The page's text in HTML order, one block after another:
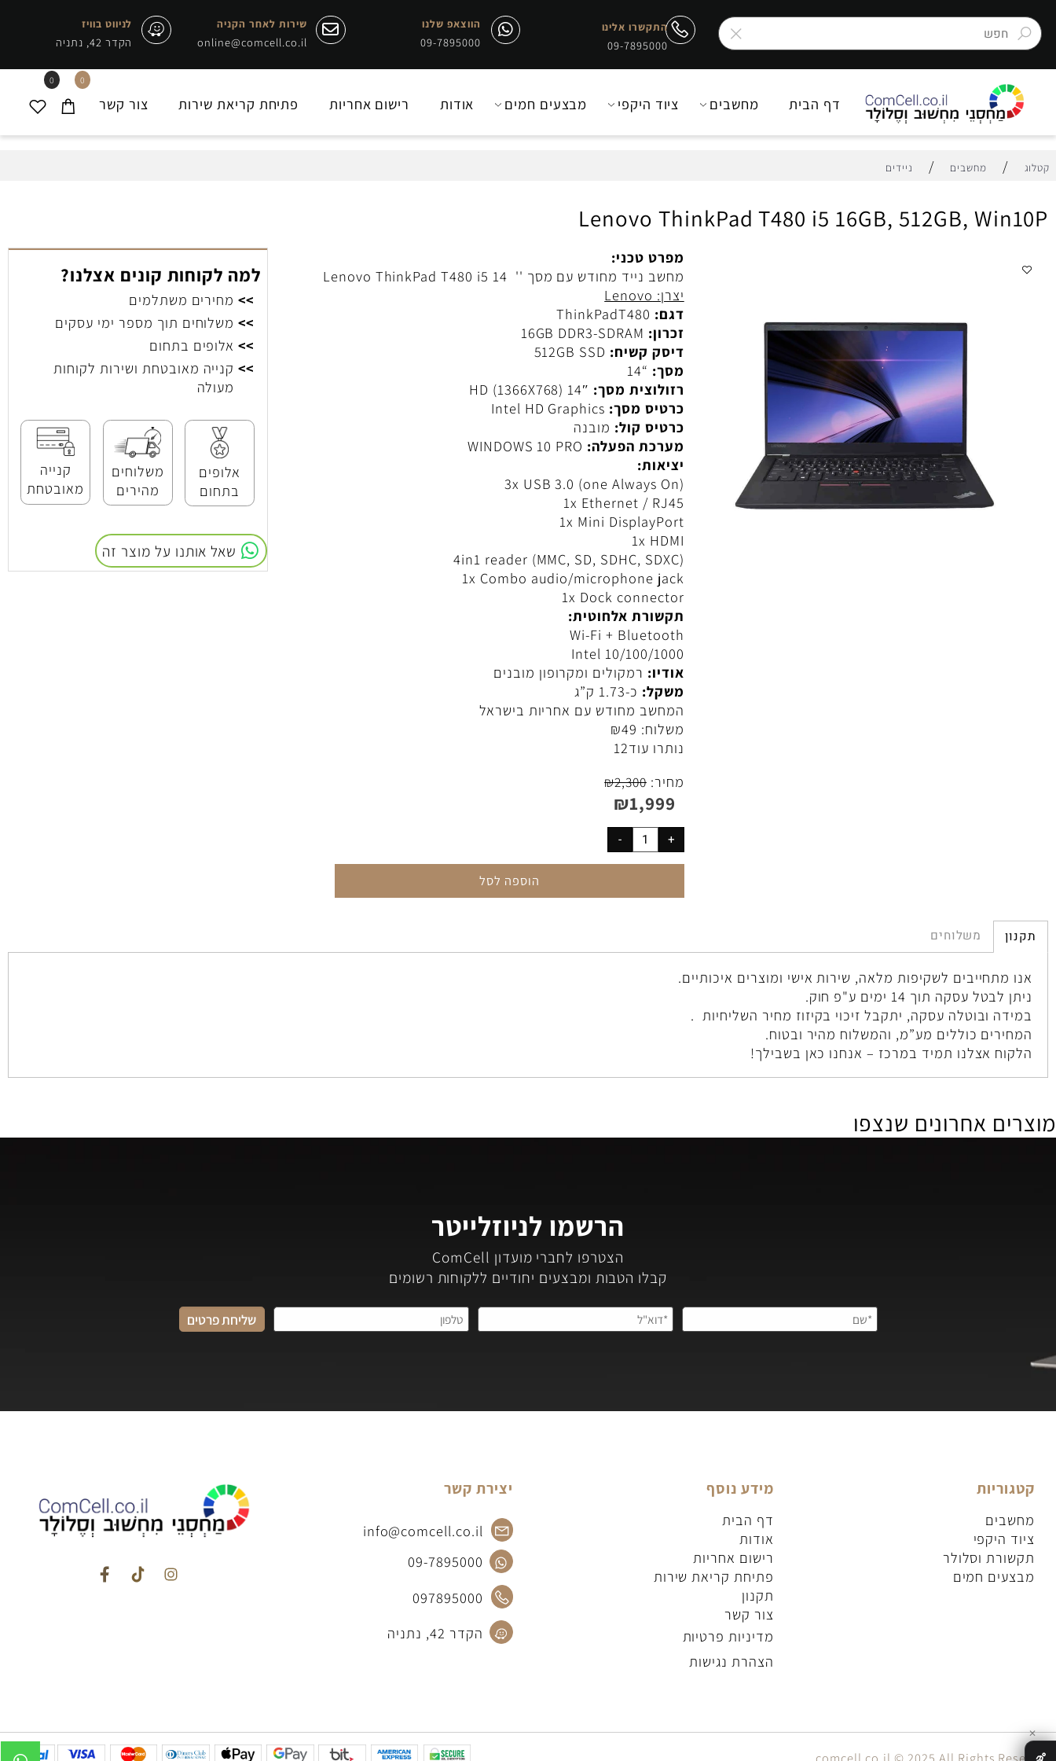
התקשרו אלינו
09-7895000
הווצאפ שלנו
09-7895000
שירות לאחר הקניה
online@comcell.co.il
לניווט בוויז
הקדר 42, נתניה
0 0
דף הבית מחשבים ציוד היקפי מבצעים חמים אודות רישום אחריות פתיחת קריאת שירות צור קשר
/ מחשבים / ניידים
Lenovo ThinkPad T480 i5 16GB, 512GB,
מפרט טכני:
מחשב נייד מחודש עם מסך '' 14 Lenovo ThinkPad T480 i5
יצרן: Lenovo
דגם: ThinkPadT480
זכרון: 16GB DDR3-SDRAM
דיסק קשיח: 512GB SSD
מסך: “14
רזולוצית מסך: 14″ HD (1366X768)
כרטיס מסך: Intel HD Graphics
כרטיס קול: מובנה
מערכת הפעלה:
יציאות:
3x USB 3.0 (one Always On)
1x Ethernet / RJ45
1x Mini DisplayPort
1x HDMI
4in1 reader (MMC, SD, SDHC, SDXC)
1x Combo audio/microphone jack
1x Dock connector
תקשורת אלחוטית:
Wi-Fi + Bluetooth
Intel 10/100/1000
אודיו: רמקולים ומקרופון מובנים
משקל: כ-1.73 ק”ג
המחשב מחודש עם אחריות בישראל
משלוח: ₪ 49
נותרו עוד12
₪2,300
₪ 1,999
למה לקוחות קונים אצלנו?
מחירים משתלמים
משלוחים תוך מספר ימי עסקים
קנייה מאובטחת ושירות לקוחות
אלופים
בתחום
משלוחים
מהירים
קנייה
מאובטחת
שאל אותנו על מוצר זה
משלוחים
מתחייבים לשקיפות מלאה, שירות אישי ומוצרים איכותיים.
עסקה תוך 14 ימים ע"פ חוק.
ובוטלה עסקה, יתקבל זיכוי בקיזוז מחיר השליחיות .
כוללים מע”מ, והמשלוח מהיר ובטוח.
הרשמו לניוזלייטר
הצטרפו לחברי מועדון ComCell
קבלו הטבות ומבצעים יחודיים ללקוחות רשומים
מידע נוסף
דף הבית
אודות
רישום אחריות
פתיחת קריאת שירות
הצהרת נגישות
יצירת קשר
info@comcell.co.il
09-7895000